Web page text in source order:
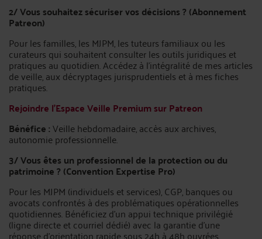
2/ Vous souhaitez sécuriser vos décisions ? (Abonnement
Patreon)
Pour les familles, les MJPM, les tuteurs familiaux ou les
curateurs qui souhaitent consulter les outils juridiques et
pratiques au quotidien. Accédez à l'intégralité de mes articles
de veille, aux décryptages jurisprudentiels et à mes fiches
pratiques.
Rejoindre l'Espace Veille Premium sur Patreon
Bénéfice :Veille hebdomadaire, accès aux archives,
autonomie professionnelle.
3/ Vous êtes un professionnel de la protection ou du
patrimoine ? (Convention Expertise Pro)
Pour les MJPM (individuels et services), CGP, banques ou
avocats confrontés à des problématiques opérationnelles
quotidiennes. Bénéficiez d'un appui technique privilégié
(ligne directe et courriel dédié) avec la garantie d'une
réponse d'orientation rapide sous 24h à 48h ouvrées.